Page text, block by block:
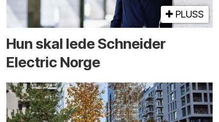
PLUSS
Hun skal lede Schneider
Electric Norge